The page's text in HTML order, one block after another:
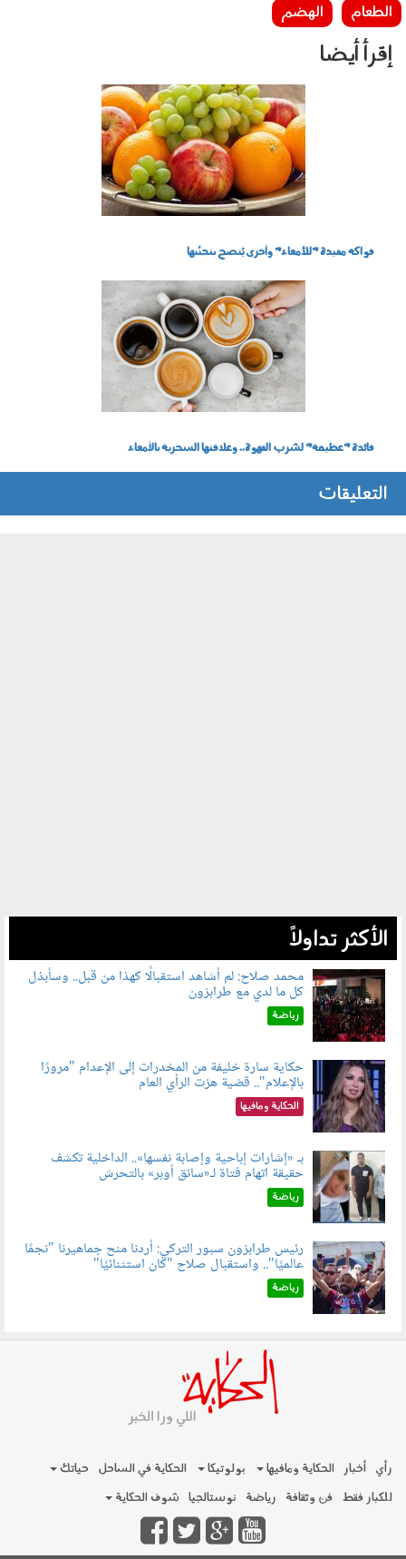
الطعام
الهضم
إقرأ أيضا
فواكه مفيدة "للأمعاء" وأخرى يُنصح بتجنُبها
فائدة "عظيمة" لشرب القهوة.. وعلاقتها السحرية بالأمعاء
التعليقات
الأكثر تداولاً
060802.jpg
محمد صلاح: لم أشاهد استقبالًا كهذا من قبل.. وسأبذل
كل ما لدي مع طرابزون
رياضة
060801.jpeg
حكاية سارة خليفة من المخدرات إلى الإعدام "مرورًا
بالإعلام".. قضية هزت الرأي العام
الحكاية ومافيها
060804.jpg
بـ «إشارات إباحية وإصابة نفسها».. الداخلية تكشف
حقيقة اتهام فتاة لـ«سائق أوبر» بالتحرش
رياضة
060803.jpg
رئيس طرابزون سبور التركي: أردنا منح جماهيرنا "نجمًا
عالميًا".. واستقبال صلاح "كان استثنائيًا"
رياضة
رأي أخبار الحكاية ومافيها بولوتيكا الحكاية في الساحل
حياتك
للكبار فقط فن وثقافة رياضة نوستالجيا شوف الحكاية